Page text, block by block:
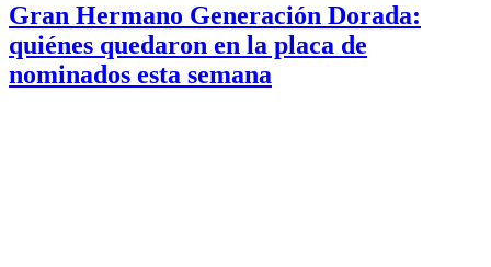
Gran Hermano Generación Dorada:
quiénes quedaron en la placa de
nominados esta semana